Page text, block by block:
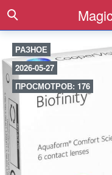
РАЗНОЕ
2026-05-27
ПРОСМОТРОВ: 176